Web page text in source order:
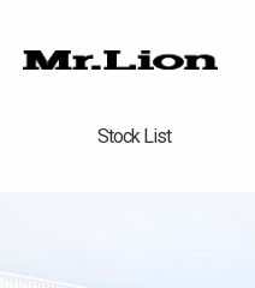
Stock List
在庫車情報